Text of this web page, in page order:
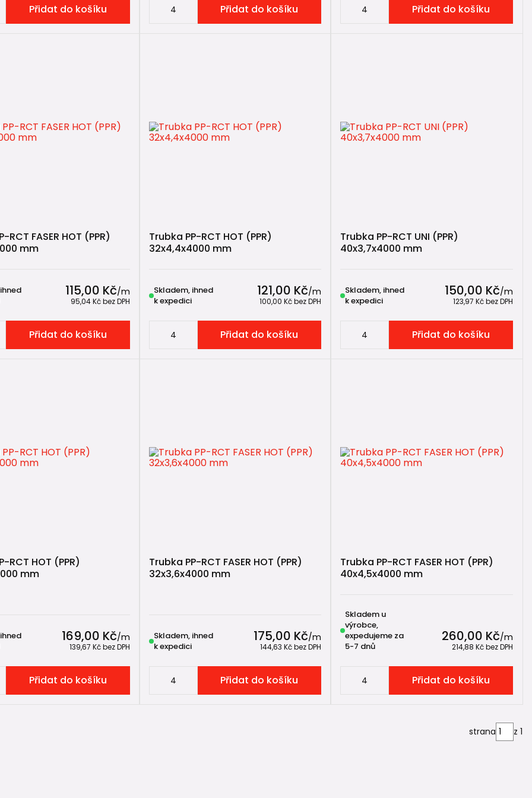
dostupnost sortimentu
vybrat správnou PP-RCT trubku
užitkové vody
vzduchu
tlak až 16 bar při 20 °C
původních PPR PN16
teplé vody
TUV
bar při 70 °C
trubka vyztužená skelným vláknem určená pro:
Přidat do košíku Přidat do košíku Přidat do košíku
RCT FASER HOT (PPR)
mm
115,00 Kč/m
95,04 Kčbez DPH
Přidat do košíku
Trubka PP-RCT HOT (PPR)
32x4,4x4000 mm
121,00 Kč/m
100,00 Kčbez DPH
Skladem, ihned
k expedici
Přidat do košíku
Trubka PP-RCT UNI (PPR)
40x3,7x4000 mm
150,00 Kč/m
123,97 Kčbez DPH
Skladem, ihned
k expedici
Přidat do košíku
RCT HOT (PPR)
mm
169,00 Kč/m
139,67 Kčbez DPH
Přidat do košíku
Trubka PP-RCT FASER HOT (PPR)
32x3,6x4000 mm
175,00 Kč/m
144,63 Kčbez DPH
Skladem, ihned
k expedici
Přidat do košíku
Trubka PP-RCT FASER HOT (PPR)
40x4,5x4000 mm
260,00 Kč/m
214,88 Kčbez DPH
Skladem u
výrobce,
expedujeme za
5-7 dnů
Přidat do košíku
strana z 1